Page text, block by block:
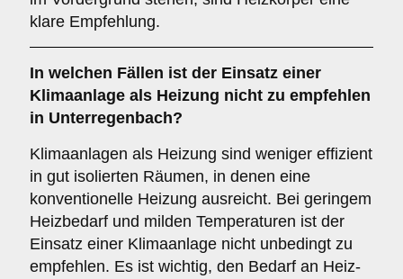
klare Empfehlung.
In welchen Fällen ist der Einsatz einer
Klimaanlage als Heizung nicht zu empfehlen
in Unterregenbach?
Klimaanlagen als Heizung sind weniger effizient
in gut isolierten Räumen, in denen eine
konventionelle Heizung ausreicht. Bei geringem
Heizbedarf und milden Temperaturen ist der
Einsatz einer Klimaanlage nicht unbedingt zu
empfehlen. Es ist wichtig, den Bedarf an Heiz-